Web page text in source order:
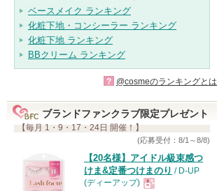
ベースメイク ランキング
化粧下地・コンシーラー ランキング
化粧下地 ランキング
BBクリーム ランキング
? @cosmeのランキングとは
ブランドファンクラブ限定プレゼント
【毎月 1・9・17・24日 開催！】
(応募受付：8/1～8/8)
【20名様】アイドル級束感つ
けま&定番つけまのり / D-UP
(ディーアップ)